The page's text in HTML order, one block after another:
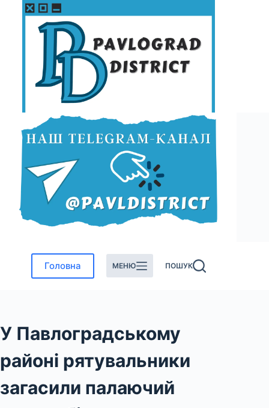
Перейти
Головна МЕНЮ ПОШУК
У Павлоградському
районі рятувальники
загасили палаючий